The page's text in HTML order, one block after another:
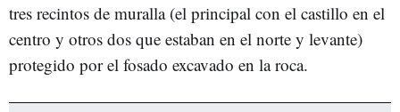
tres recintos de muralla (el principal con el castillo en el
centro y otros dos que estaban en el norte y levante)
protegido por el fosado excavado en la roca.